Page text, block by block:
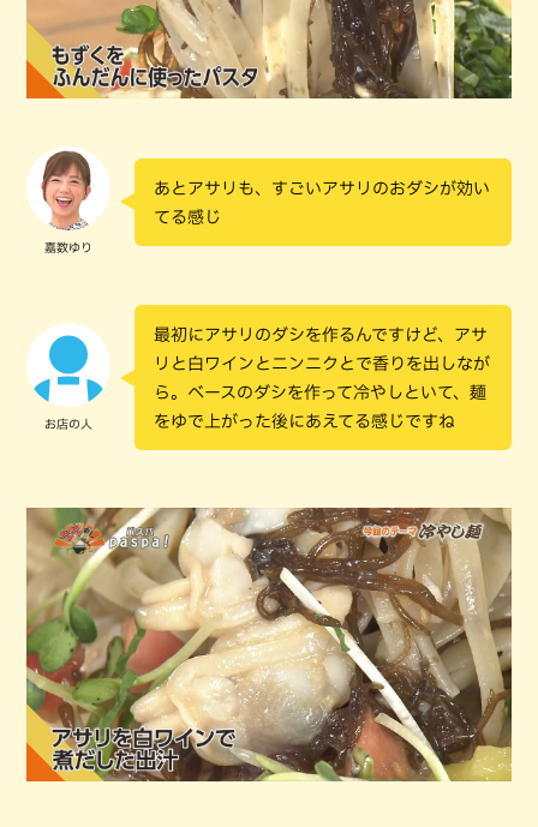
嘉数ゆり
あとアサリも、すごいアサリのおダシが効い
てる感じ
お店の人
最初にアサリのダシを作るんですけど、アサ
リと白ワインとニンニクとで香りを出しなが
ら。ベースのダシを作って冷やしといて、麺
をゆで上がった後にあえてる感じですね